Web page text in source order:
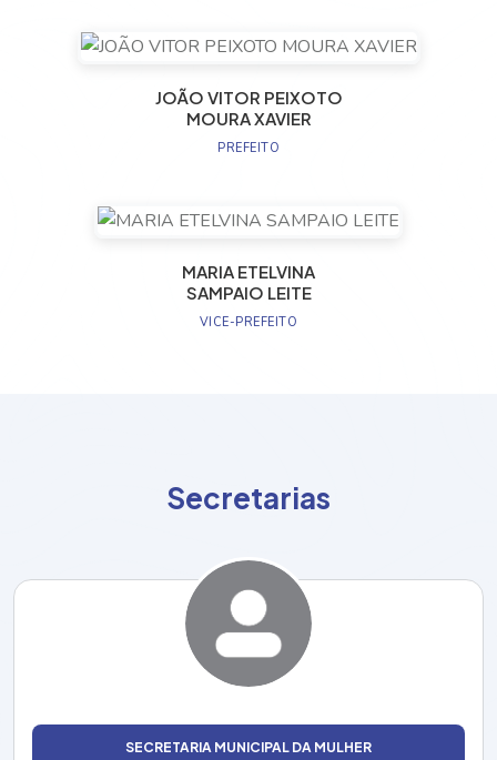
JOÃO VITOR PEIXOTO
MOURA XAVIER
PREFEITO
MARIA ETELVINA
SAMPAIO LEITE
VICE-PREFEITO
Secretarias
SECRETARIA MUNICIPAL DA MULHER